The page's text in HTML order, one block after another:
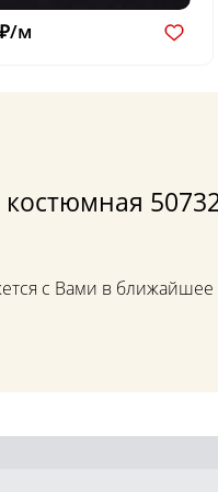
м
с Вами в